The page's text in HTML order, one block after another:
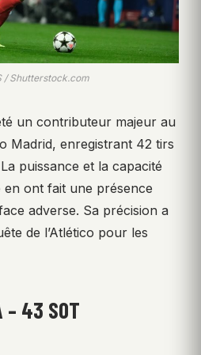
/ Shutterstock.com
un contributeur majeur au
Madrid, enregistrant 42 tirs
puissance et la capacité
ont fait une présence
adverse. Sa précision a
de l’Atlético pour les
– 43 SOT